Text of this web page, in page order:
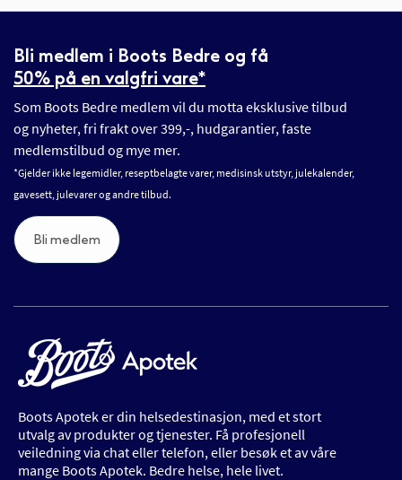
Bli medlem i Boots Bedre og få
50% på en valgfri vare*
Som Boots Bedre medlem vil du motta eksklusive tilbud
og nyheter, fri frakt over 399,-, hudgarantier, faste
medlemstilbud og mye mer.
*Gjelder ikke legemidler, reseptbelagte varer, medisinsk utstyr, julekalender,
gavesett, julevarer og andre tilbud.
Bli medlem
Boots Apotek er din helsedestinasjon, med et stort
utvalg av produkter og tjenester. Få profesjonell
veiledning via chat eller telefon, eller besøk et av våre
mange Boots Apotek. Bedre helse, hele livet.